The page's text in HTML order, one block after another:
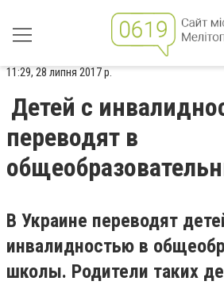
11:29, 28 липня 2017 р.
Детей с
переводят в
В Украине переводят
инвалидностью в
школы. Родители таких